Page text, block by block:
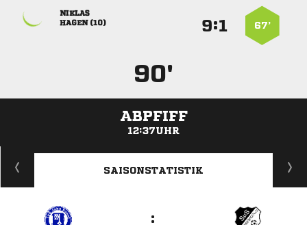
67’
:

 
90'
ABPFIFF
12:37UHR
ANZEIGE
SAISONSTATISTIK
: